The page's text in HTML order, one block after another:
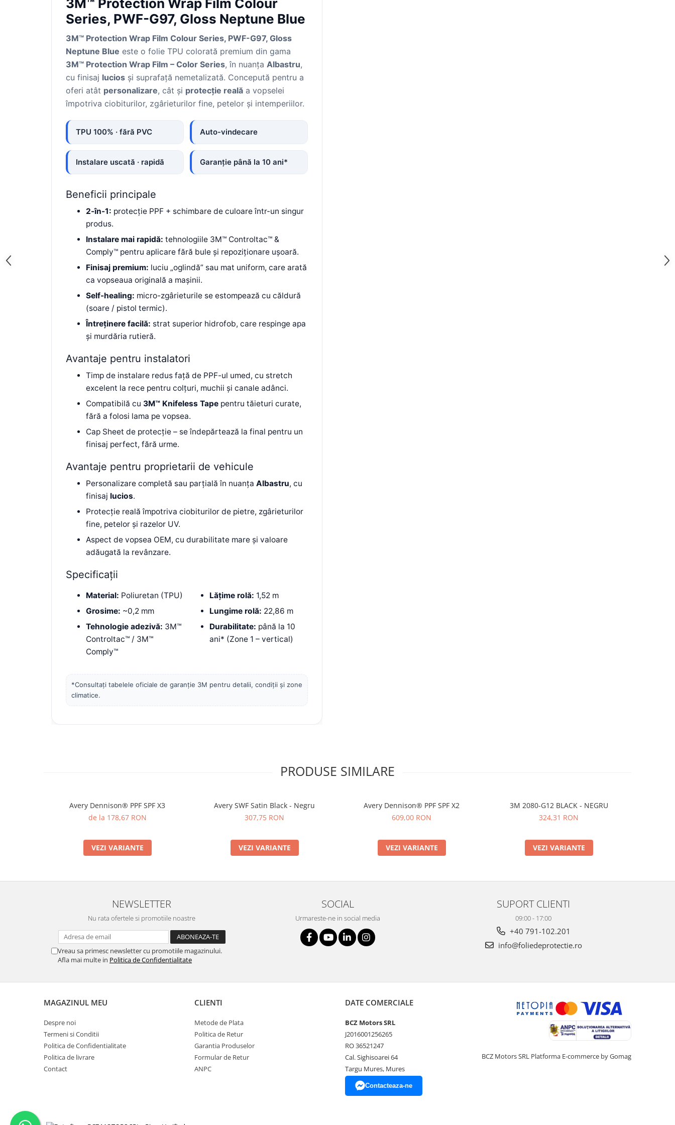
Print format mare
Benzi antiderapante
Folie termo transfer
Benzi și covoare anti-alunecare
3M™ Protection Wrap Film Colour
Series, PWF-G97, Gloss Neptune Blue
3M™ Protection Wrap Film Colour Series, PWF-G97, Gloss
Neptune Blue este o folie TPU colorată premium din gama
3M™ Protection Wrap Film – Color Series, în nuanța Albastru,
cu finisaj lucios și suprafață nemetalizată. Concepută pentru a
oferi atât personalizare, cât și protecție reală a vopselei
împotriva ciobiturilor, zgârieturilor fine, petelor și intemperiilor.
TPU 100% · fără PVC Auto-vindecare
Instalare uscată · rapidă Garanție până la 10 ani*
Beneficii principale
2-în-1: protecție PPF + schimbare de culoare într-un singur
produs.
Instalare mai rapidă: tehnologiile 3M™ Controltac™ &
Comply™ pentru aplicare fără bule și repoziționare ușoară.
Finisaj premium: luciu „oglindă” sau mat uniform, care arată
ca vopseaua originală a mașinii.
Self-healing: micro-zgârieturile se estompează cu căldură
(soare / pistol termic).
Întreținere facilă: strat superior hidrofob, care respinge apa
și murdăria rutieră.
Avantaje pentru instalatori
Timp de instalare redus față de PPF-ul umed, cu stretch
excelent la rece pentru colțuri, muchii și canale adânci.
Compatibilă cu 3M™ Knifeless Tape pentru tăieturi curate,
fără a folosi lama pe vopsea.
Cap Sheet de protecție – se îndepărtează la final pentru un
finisaj perfect, fără urme.
Avantaje pentru proprietarii de vehicule
Personalizare completă sau parțială în nuanța Albastru, cu
finisaj lucios.
Protecție reală împotriva ciobiturilor de pietre, zgârieturilor
fine, petelor și razelor UV.
Aspect de vopsea OEM, cu durabilitate mare și valoare
adăugată la revânzare.
Specificații
Material: Poliuretan (TPU)
Grosime: ~0,2 mm
Tehnologie adezivă: 3M™
Controltac™ / 3M™
Comply™
Lățime rolă: 1,52 m
Lungime rolă: 22,86 m
Durabilitate: până la 10
ani* (Zone 1 – vertical)
*Consultați tabelele oficiale de garanție 3M pentru detalii, condiții și zone
climatice.
PRODUSE SIMILARE
Avery Dennison® PPF SPF X3
de la 178,67 RON
VEZI VARIANTE
Avery SWF Satin Black - Negru
307,75 RON
VEZI VARIANTE
Avery Dennison® PPF SPF X2
609,00 RON
VEZI VARIANTE
3M 2080-G12 BLACK - NEGRU
324,31 RON
VEZI VARIANTE
NEWSLETTER
Nu rata ofertele si promotiile noastre
Vreau sa primesc newsletter cu promotiile magazinului.
Afla mai multe in Politica de Confidentialitate
SOCIAL
Urmareste-ne in social media
SUPORT CLIENTI
09:00 - 17:00
+40 791-102.201
info@foliedeprotectie.ro
MAGAZINUL MEU
Despre noi
Termeni si Conditii
Politica de Confidentialitate
Politica de livrare
Contact
CLIENTI
Metode de Plata
Politica de Retur
Garantia Produselor
Formular de Retur
ANPC
DATE COMERCIALE
BCZ Motors SRL
J2016001256265
RO 36521247
Cal. Sighisoarei 64
Targu Mures, Mures
Contacteaza-ne
BCZ Motors SRL Platforma E-commerce by Gomag